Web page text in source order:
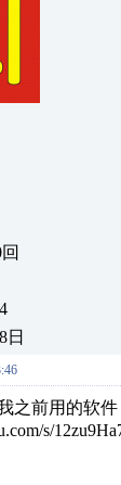
日
之前用的软件
s/